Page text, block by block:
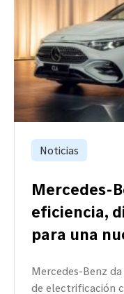
Noticias
Mercedes-
eficiencia,
para una
Mercedes-Benz
de electrificación